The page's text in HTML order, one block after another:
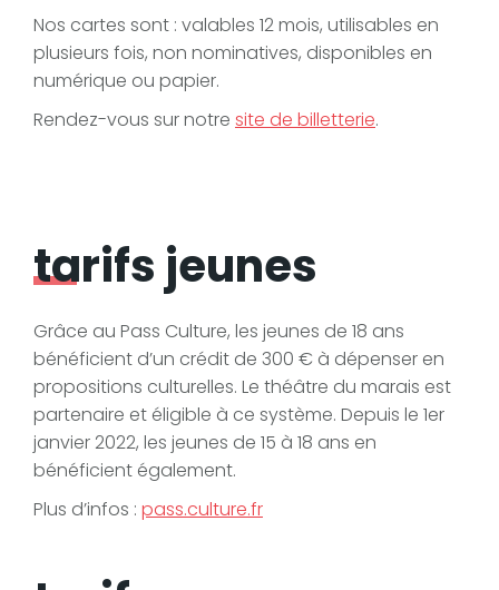
Nos cartes sont : valables 12 mois, utilisables en
plusieurs fois, non nominatives, disponibles en
numérique ou papier.
Rendez-vous sur notre site de billetterie.
tarifs jeunes
Grâce au Pass Culture, les jeunes de 18 ans
bénéficient d’un crédit de 300 € à dépenser en
propositions culturelles. Le théâtre du marais est
partenaire et éligible à ce système. Depuis le 1er
janvier 2022, les jeunes de 15 à 18 ans en
bénéficient également.
Plus d’infos : pass.culture.fr